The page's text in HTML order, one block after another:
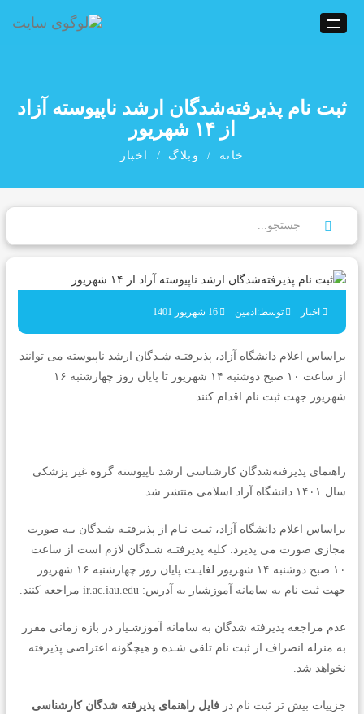
ثبت نام پذیرفته‌شدگان ارشد ناپیوسته آزاد
از ۱۴ شهریور
خانه وبلاگ اخبار
اخبار توسط:ادمین 16 شهریور 1401
براساس اعلام دانشگاه آزاد، پذیرفتـه شـدگان ارشد ناپیوسته می توانند
از ساعت ۱۰ صبح دوشنبه ۱۴ شهریور تا پایان روز چهارشنبه ۱۶
شهریور جهت ثبت نام اقدام کنند.
راهنمای پذیرفته‌شدگان کارشناسی ارشد ناپیوسته گروه غیر پزشکی
سال ۱۴۰۱ دانشگاه آزاد اسلامی منتشر شد.
براساس اعلام دانشگاه آزاد، ثبـت نـام از پذیرفتـه شـدگان بـه صورت
مجازی صورت می پذیرد. کلیه پذیرفتـه شـدگان لازم است از ساعت
۱۰ صبح دوشنبه ۱۴ شهریور لغایـت پایان روز چهارشنبه ۱۶ شهریور
جهت ثبت نام به سامانه آموزشیار به آدرس: ir.ac.iau.edu مراجعه کنند.
عدم مراجعه پذیرفته شدگان به سامانه آموزشـیار در بازه زمانی مقرر
به منزله انصراف از ثبت نام تلقی شـده و هیچگونه اعتراضی پذیرفته
نخواهد شد.
جزییات بیش تر ثبت نام در فایل راهنمای پذیرفته شدگان کارشناسی